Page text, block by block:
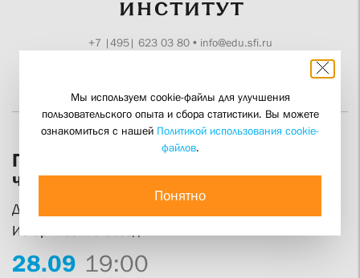
+7 |495| 623 03 80• info@edu.sfi.ru
Государственный террор: зачем и за
что?
Дискуссия в рамках цикла «Столетние юбилеи:
Исторические беседы»
28.09 19:00
Мы используем cookie-файлы для улучшения
пользовательского опыта и сбора статистики. Вы можете
ознакомиться с нашей Политикой использования cookie-
файлов.
Понятно